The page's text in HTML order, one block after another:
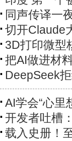
同声传译一
切开Claude
3D打印微型
把AI做进材
DeepSeek
AI学会“心里
开发者吐槽
载入史册！